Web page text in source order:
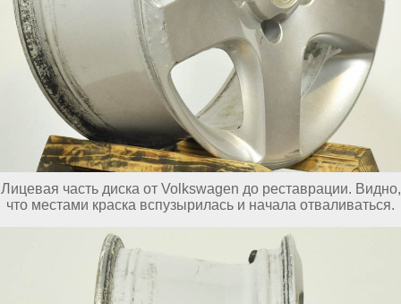
Лицевая часть диска от Volkswagen до реставрации. Видно,
что местами краска вспузырилась и начала отваливаться.